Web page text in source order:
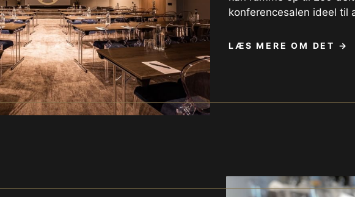
konferencesalen ideel til
LÆS MERE OM DET